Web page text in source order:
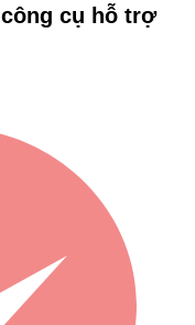
cụ hỗ trợ